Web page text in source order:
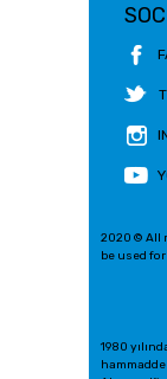
2020 © All
be used
1980
hammadde